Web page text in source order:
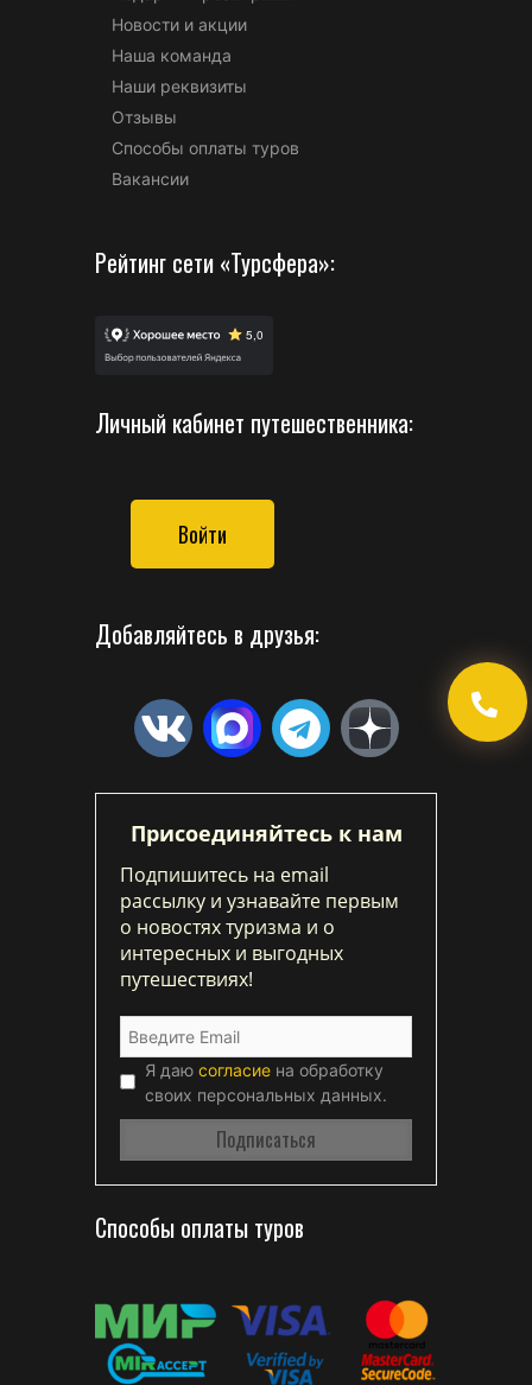
Новости и акции
Наша команда
Наши реквизиты
Отзывы
Способы оплаты туров
Вакансии
Рейтинг сети «Турсфера»:
Личный кабинет путешественника:
Войти
Добавляйтесь в друзья:
Присоединяйтесь к нам
Подпишитесь на email
рассылку и узнавайте первым
о новостях туризма и о
интересных и выгодных
путешествиях!
Я даю согласие на обработку
своих персональных данных.
Способы оплаты туров